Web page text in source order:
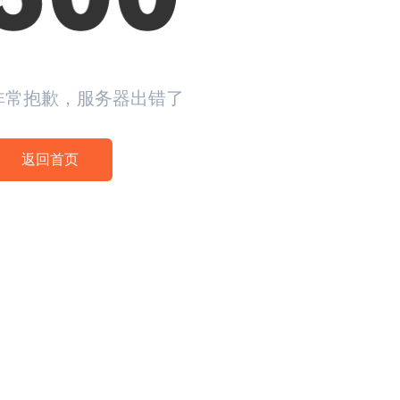
常抱歉，服务器出错了
返回首页